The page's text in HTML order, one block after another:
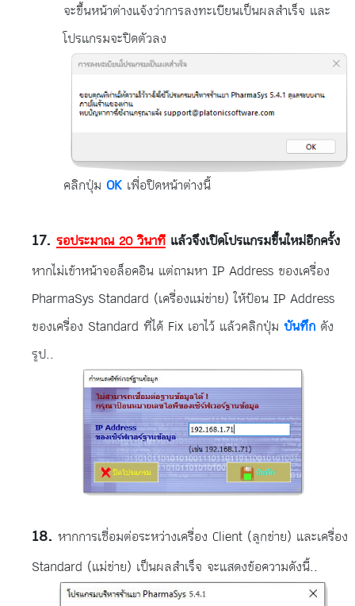
จะขึ้นหน้าต่างแจ้งว่าการลงทะเบียนเป็นผลสำเร็จ และ
โปรแกรมจะปิดตัวลง
คลิกปุ่ม OK เพื่อปิดหน้าต่างนี้
รอประมาณ 20 วินาที แล้วจึงเปิดโปรแกรมขึ้นใหม่อีกครั้ง
หากไม่เข้าหน้าจอล็อคอิน แต่ถามหา IP Address ของเครื่อง
PharmaSys Standard (เครื่องแม่ข่าย) ให้ป้อน IP Address
ของเครื่อง Standard ที่ได้ Fix เอาไว้ แล้วคลิกปุ่ม บันทึก ดัง
รูป..
หากการเชื่อมต่อระหว่างเครื่อง Client (ลูกข่าย) และเครื่อง
Standard (แม่ข่าย) เป็นผลสำเร็จ จะแสดงข้อความดังนี้..